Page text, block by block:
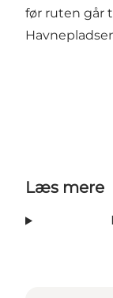
før ruten går
Læs mere